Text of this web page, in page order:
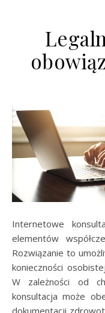
Internetowe
elementów
Rozwiązanie to
konieczności
W zależności od
konsultacja może
dokumentacji